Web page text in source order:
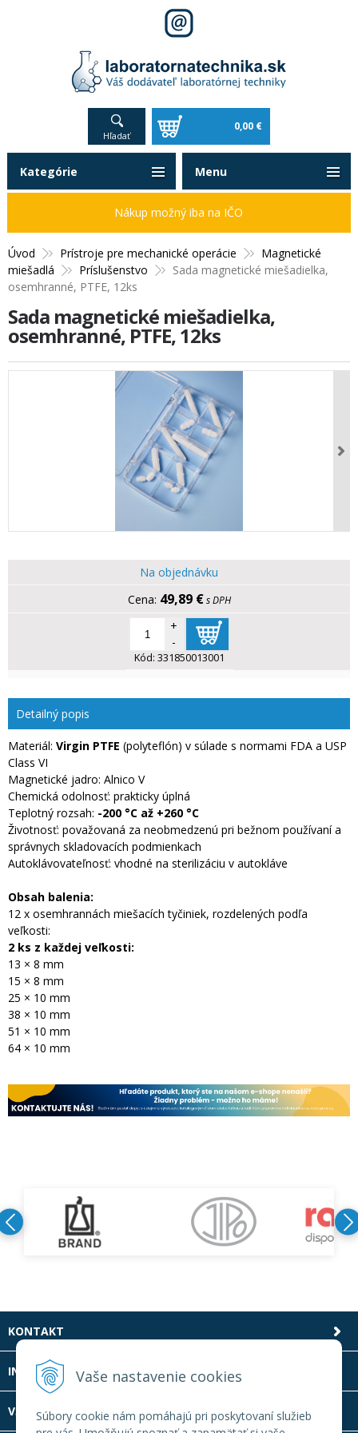
Vaše nastavenie cookies
Súbory cookie nám pomáhajú pri poskytovaní služieb
Hľadať
0,00 €
Úvod Prístroje pre mechanické operácie
Magnetické
miešadlá
Príslušenstvo
Sada magnetické miešadielka,
osemhranné, PTFE, 12ks
Sada magnetické miešadielka,
osemhranné, PTFE, 12ks
Na objednávku
49,89 € s DPH
+
-
Kód: 331850013001
Detailný popis
Materiál: Virgin PTFE (polyteflón) v súlade s normami FDA a USP
Class VI
Magnetické jadro: Alnico V
Chemická odolnosť: prakticky úplná
Teplotný rozsah: -200 °C až +260 °C
Životnosť: považovaná za neobmedzenú pri bežnom používaní a
správnych skladovacích podmienkach
Autoklávovateľnosť: vhodné na sterilizáciu v autokláve
Obsah balenia:
12 x osemhrannách miešacích tyčiniek, rozdelených podľa
veľkosti:
2 ks z každej veľkosti:
13 × 8 mm
15 × 8 mm
25 × 10 mm
38 × 10 mm
51 × 10 mm
64 × 10 mm
Kategórie
Nákup možný iba na IČO
Menu
KONTAKT
INFOLINKA
VŠETKO O NÁKUPE